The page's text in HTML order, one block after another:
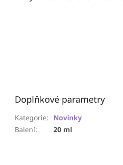
Doplňkové parametry
Kategorie:
Novinky
Balení: 20 ml
Z